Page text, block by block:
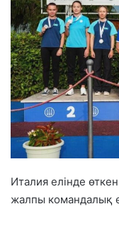
Италия елінде
жалпы командалық